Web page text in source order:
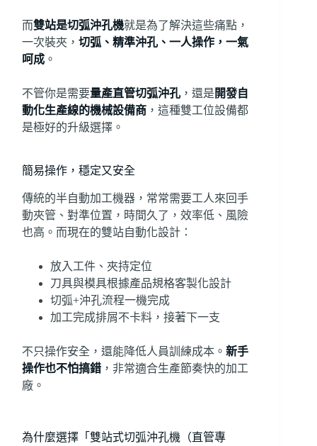
而雙站是切弧沖孔機就是為了解決這些痛點，
一次裝夾， 切弧、精準沖孔、一人操作，一氣
呵成。
不管你是需要量產直管切弧沖孔，還是 開發自
動化生產線的機械設備商，這種雙工位設備都
是極好的升級選擇。
簡易操作，穩定又安全
傳統的半自動加工機器，常常需要工人來回手
動夾管、對準位置，時間久了，效率低、風險
也高。而現在的雙站自動化設計：
放入工件、夾持定位
刀具與模具根據產品規格客製化設計
切弧+沖孔流程一機完成
加工完成排屑不卡料，接著下一支
不只操作安全，還能降低人員訓練成本。 新手
操作也不怕搞錯，非常適合生產節奏快的加工
廠。
為什麼選擇「雙站式切弧沖孔機（直管專